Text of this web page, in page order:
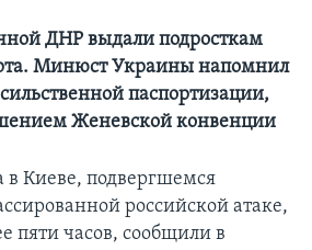
ДНР выдали подросткам
Минюст Украины напомнил
паспортизации,
Женевской конвенции
в Киеве, подвергшемся
российской атаке,
пяти часов, сообщили в